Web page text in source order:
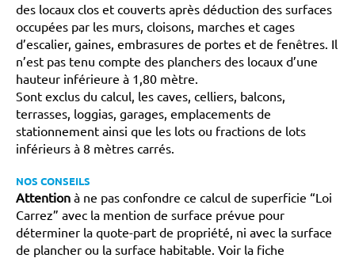
des locaux clos et couverts après déduction des surfaces
occupées par les murs, cloisons, marches et cages
d’escalier, gaines, embrasures de portes et de fenêtres. Il
n’est pas tenu compte des planchers des locaux d’une
hauteur inférieure à 1,80 mètre.
Sont exclus du calcul, les caves, celliers, balcons,
terrasses, loggias, garages, emplacements de
stationnement ainsi que les lots ou fractions de lots
inférieurs à 8 mètres carrés.
NOS CONSEILS
Attention à ne pas confondre ce calcul de superficie “Loi
Carrez” avec la mention de surface prévue pour
déterminer la quote-part de propriété, ni avec la surface
de plancher ou la surface habitable. Voir la fiche